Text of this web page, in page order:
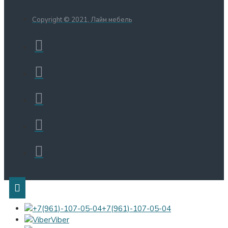
Copyright © 2021, Лайм мебель
+7(961)-107-05-04
Viber